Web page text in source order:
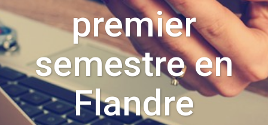
premier
semestre en
Flandre